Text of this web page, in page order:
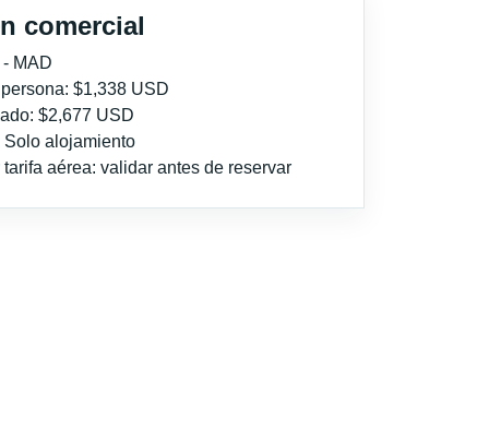
comercial
MAD
$1,338 USD
$2,677 USD
Solo alojamiento
aérea: validar antes de reservar